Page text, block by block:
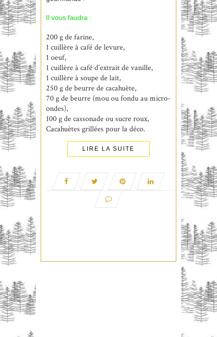
Il vous faudra :
200 g de farine,
1 cuillère à café de levure,
1 oeuf,
1 cuillère à café d’extrait de vanille,
1 cuillère à soupe de lait,
250 g de beurre de cacahuète,
70 g de beurre (mou ou fondu au micro-
ondes),
100 g de cassonade ou sucre roux,
Cacahuètes grillées pour la déco.
LIRE LA SUITE